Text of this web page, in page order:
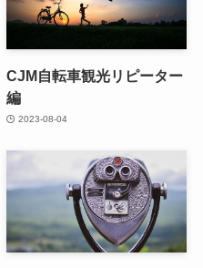
CJM自転車観光リピーター
編
2023-08-04